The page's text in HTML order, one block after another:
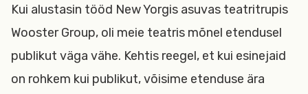
Kui alustasin tööd New Yorgis asuvas teatritrupis
Wooster Group, oli meie teatris mõnel etendusel
publikut väga vähe. Kehtis reegel, et kui esinejaid
on rohkem kui publikut, võisime etenduse ära